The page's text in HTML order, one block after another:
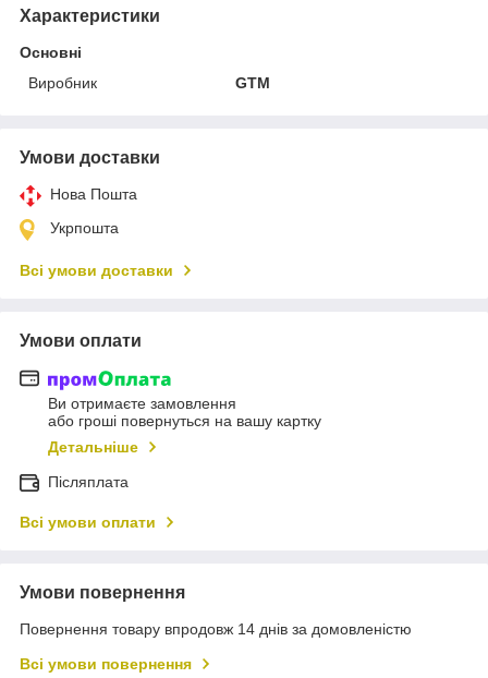
Характеристики
Основні
Виробник
GTM
Умови доставки
Нова Пошта
Укрпошта
Всі умови доставки
Умови оплати
Ви отримаєте замовлення
або гроші повернуться на вашу картку
Детальніше
Післяплата
Всі умови оплати
Умови повернення
Повернення товару впродовж 14 днів за домовленістю
Всі умови повернення